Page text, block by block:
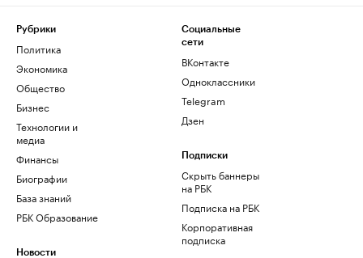
Рубрики
Политика
Экономика
Общество
Бизнес
Технологии и
медиа
Финансы
Биографии
База знаний
РБК Образование
Новости
Социальные
сети
ВКонтакте
Одноклассники
Telegram
Дзен
Подписки
Скрыть баннеры
на РБК
Подписка на РБК
Корпоративная
подписка